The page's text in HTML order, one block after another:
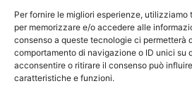
Per fornire le migliori esperienze,
per memorizzare e/o accedere alle
consenso a queste tecnologie ci permetterà
comportamento di navigazione o ID unici su
acconsentire o ritirare il consenso può
caratteristiche e funzioni.